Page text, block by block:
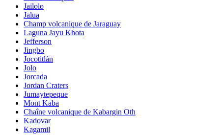
Jailolo
Jalua
Champ volcanique de Jaraguay
Laguna Jayu Khota
Jefferson
Jingbo
Jocotitlán
Jolo
Jorcada
Jordan Craters
Jumaytepeque
Mont Kaba
Chaîne volcanique de Kabargin Oth
Kadovar
Kagamil